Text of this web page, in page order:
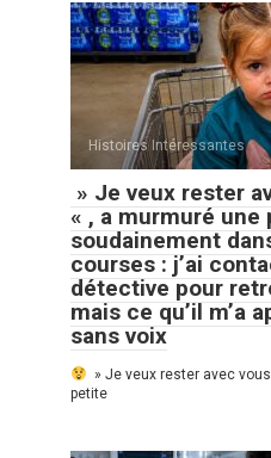
Histoires Intéressantes
» Je veux rester
« , a murmuré
soudainement
courses : j’ai
détective pour
mais ce qu’il m’a
sans voix
» Je veux rester avec
petite